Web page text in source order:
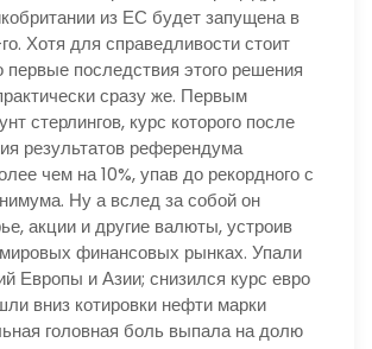
из ЕС будет запущена в
Хотя для справедливости стоит
первые последствия этого решения
сразу же. Первым
стерлингов, курс которого после
результатов референдума
чем на 10%, упав до рекордного с
Ну а вслед за собой он
акции и другие валюты, устроив
финансовых рынках. Упали
Европы и Азии; снизился курс евро
вниз котировки нефти марки
головная боль выпала на долю